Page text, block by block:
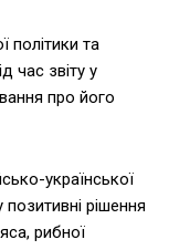
політики та
час звіту у
про його
української
позитивні рішення
рибної